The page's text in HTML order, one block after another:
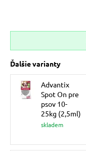
psov
psov
mačky
Ďalšie varianty
Advantix
Spot On pre
psov 10-
25kg (2,5ml)
skladem